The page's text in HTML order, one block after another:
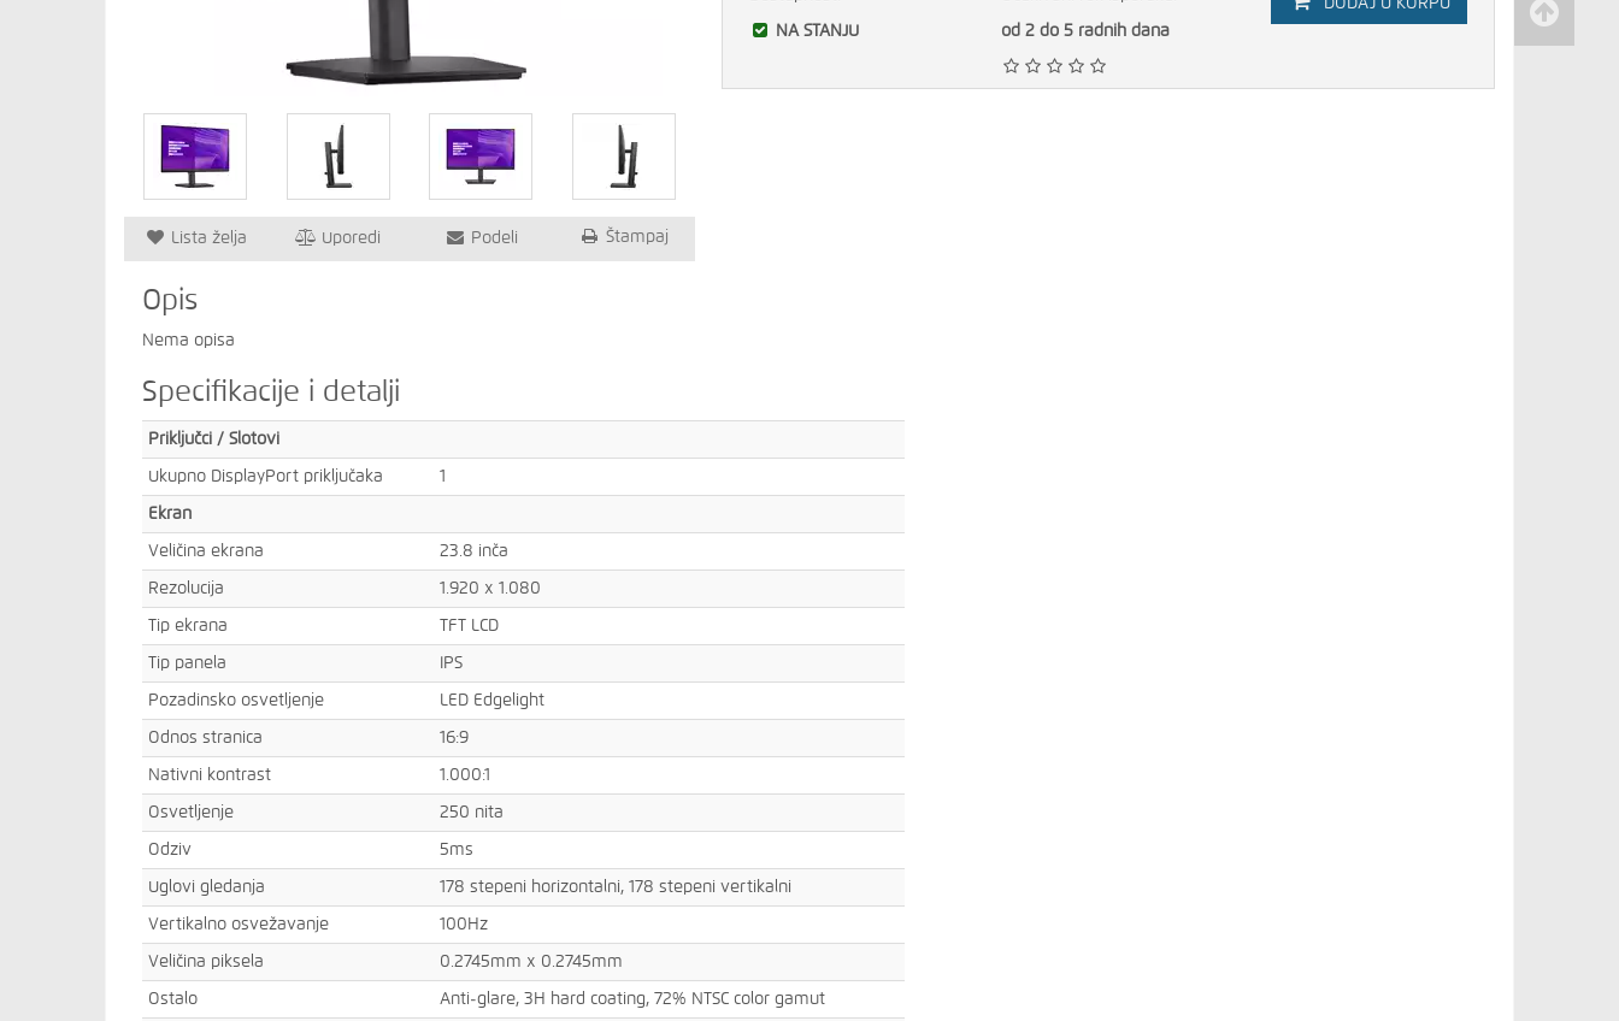
Lista želja Uporedi Podeli Štampaj
NA STANJU od 2 do 5 radnih dana
DODAJ U KORPU
Opis
Nema opisa
Specifikacije i detalji
Priključci / Slotovi
Ukupno DisplayPort priključaka 1
Ekran
Veličina ekrana 23.8 inča
Rezolucija 1.920 x 1.080
Tip ekrana TFT LCD
Tip panela IPS
Pozadinsko osvetljenje LED Edgelight
Odnos stranica 16:9
Nativni kontrast 1.000:1
Osvetljenje 250 nita
Odziv 5ms
Uglovi gledanja 178 stepeni horizontalni, 178 stepeni vertikalni
Vertikalno osvežavanje 100Hz
Veličina piksela 0.2745mm x 0.2745mm
Ostalo Anti-glare, 3H hard coating, 72% NTSC color gamut